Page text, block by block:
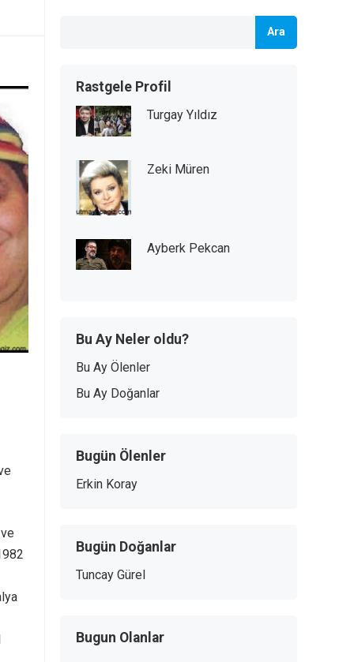
Ara
Rastgele Profil
Turgay Yıldız
Zeki Müren
Ayberk Pekcan
Bu Ay Neler oldu?
Bu Ay Ölenler
Bu Ay Doğanlar
Bugün Ölenler
Erkin Koray
Bugün Doğanlar
Tuncay Gürel
Bugun Olanlar